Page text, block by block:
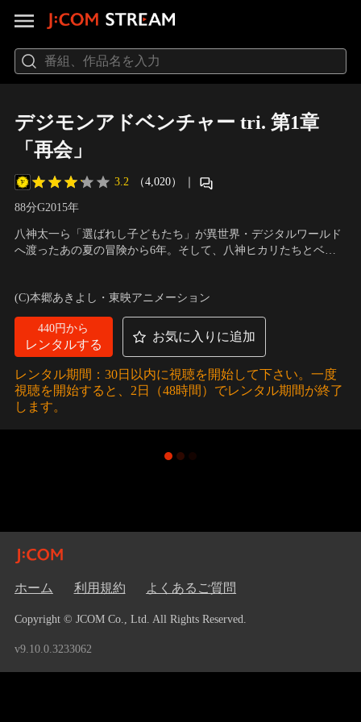
デジモンアドベンチャー tri. 第1章
「再会」
3.2 （4,020） ｜
88分G2015年
八神太一ら「選ばれし子どもたち」が異世界・デジタルワールド
へ渡ったあの夏の冒険から6年。そして、八神ヒカリたちとベリ
ジタルワールドへのゲート。八神太一、17歳、高校生。今、再び
冒険が進化する--。
(C)本郷あきよし・東映アニメーション
440円から
レンタルする
お気に入りに追加
レンタル期間：30日以内に視聴を開始して下さい。一度
視聴を開始すると、2日（48時間）でレンタル期間が終了
します。
ホーム 利用規約 よくあるご質問
Copyright © JCOM Co., Ltd. All Rights Reserved.
v9.10.0.3233062